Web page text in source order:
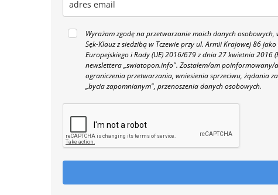
Wyrażam zgodę na przetwarzanie moich danych
Sęk-Klauz z siedzibą w Tczewie przy ul. Armii Krajowej 86
Europejskiego i Rady (UE) 2016/679 z dnia 27 kwietnia 2016
newslettera „swiatopon.info". Zostałem/am poinformowany/
ograniczenia przetwarzania, wniesienia sprzeciwu, żądania
„bycia zapomnianym", przenoszenia danych osobowych.